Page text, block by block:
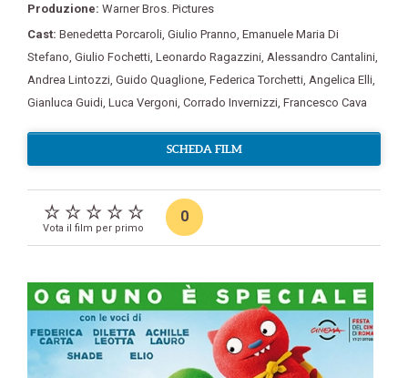
Produzione: Warner Bros. Pictures
Cast: Benedetta Porcaroli Giulio Pranno Emanuele Maria Di
Stefano Giulio Fochetti Leonardo Ragazzini Alessandro Cantalini
Andrea Lintozzi Guido Quaglione Federica Torchetti Angelica Elli
Gianluca Guidi Luca Vergoni Corrado Invernizzi Francesco Cava
SCHEDA FILM
Vota il film per primo
0